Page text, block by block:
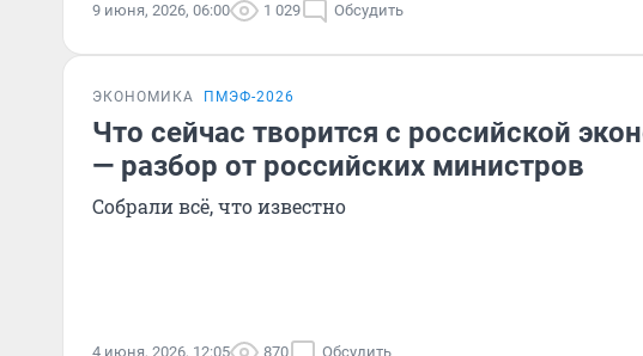
9 июня, 2026, 06:00 1 029 Обсудить
ЭКОНОМИКА ПМЭФ-2026
Что сейчас творится с российской
— разбор от российских министров
Собрали всё, что известно
4 июня, 2026, 12:05 870 Обсудить